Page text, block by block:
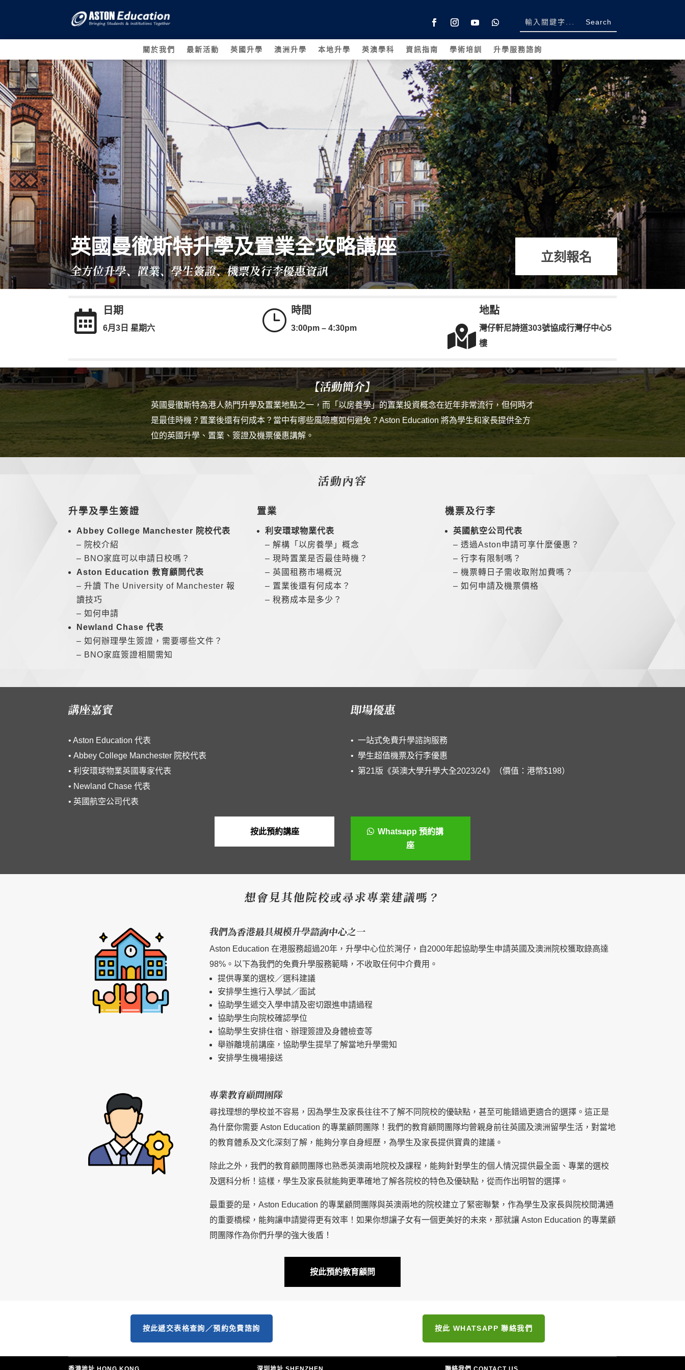
關於我們 最新活動 英國升學 澳洲升學 本地升學 英澳學科 資訊指南 學術培訓 升學服務諮詢
英國曼徹斯特升學及置業全攻略講座
全方位升學、置業、學生簽證、機票及行李優惠資訊
立刻報名
 日期
6月3日 星期六 } 時間
3:00pm – 4:30pm 
地點
灣仔軒尼詩道303號協成行灣仔中心5
樓
【活動簡介】
英國曼徹斯特為港人熱門升學及置業地點之一，而「以房養學」的置業投資概念在近年非常流行，但何時才
是最佳時機？置業後還有何成本？當中有哪些風險應如何避免？Aston Education 將為學生和家長提供全方
位的英國升學、置業、簽證及機票優惠講解。
活動內容
升學及學生簽證
Abbey College Manchester 院校代表
– 院校介紹
– BNO家庭可以申請日校嗎？
Aston Education 教育顧問代表
– 升讀 The University of Manchester 報
讀技巧
– 如何申請
Newland Chase 代表
– 如何辦理學生簽證，需要哪些文件？
– BNO家庭簽證相關需知
置業
利安環球物業代表
– 解構「以房養學」概念
– 現時置業是否最佳時機？
– 英國租務市場概況
– 置業後還有何成本？
– 稅務成本是多少？
機票及行李
英國航空公司代表
– 透過Aston申請可享什麼優惠？
– 行李有限制嗎？
– 機票轉日子需收取附加費嗎？
– 如何申請及機票價格
講座嘉賓
• Aston Education 代表
• Abbey College Manchester 院校代表
• 利安環球物業英國專家代表
• Newland Chase 代表
• 英國航空公司代表
即場優惠
• 一站式免費升學諮詢服務
• 學生超值機票及行李優惠
• 第21版《英澳大學升學大全2023/24》（價值：港幣$198）
按此預約講座
Whatsapp 預約講
座
想會見其他院校或尋求專業建議嗎？
我們為香港最具規模升學諮詢中心之一
Aston Education 在港服務超過20年，升學中心位於灣仔，自2000年起協助學生申請英國及澳洲院校獲取錄高達
98%。以下為我們的免費升學服務範疇，不收取任何中介費用。
提供專業的選校／選科建議
安排學生進行入學試／面試
協助學生遞交入學申請及密切跟進申請過程
協助學生向院校確認學位
協助學生安排住宿、辦理簽證及身體檢查等
舉辦離境前講座，協助學生提早了解當地升學需知
安排學生機場接送
專業教育顧問團隊
尋找理想的學校並不容易，因為學生及家長往往不了解不同院校的優缺點，甚至可能錯過更適合的選擇。這正是
為什麼你需要 Aston Education 的專業顧問團隊！我們的教育顧問團隊均曾親身前往英國及澳洲留學生活，對當地
的教育體系及文化深刻了解，能夠分享自身經歷，為學生及家長提供寶貴的建議。
除此之外，我們的教育顧問團隊也熟悉英澳兩地院校及課程，能夠針對學生的個人情況提供最全面、專業的選校
及選科分析！這樣，學生及家長就能夠更準確地了解各院校的特色及優缺點，從而作出明智的選擇。
最重要的是，Aston Education 的專業顧問團隊與英澳兩地的院校建立了緊密聯繫，作為學生及家長與院校間溝通
的重要橋樑，能夠讓申請變得更有效率！如果你想讓子女有一個更美好的未來，那就讓 Aston Education 的專業顧
問團隊作為你們升學的強大後盾！
按此預約教育顧問
按此遞交表格查詢／預約免費諮詢 按此 WHATSAPP 聯絡我們